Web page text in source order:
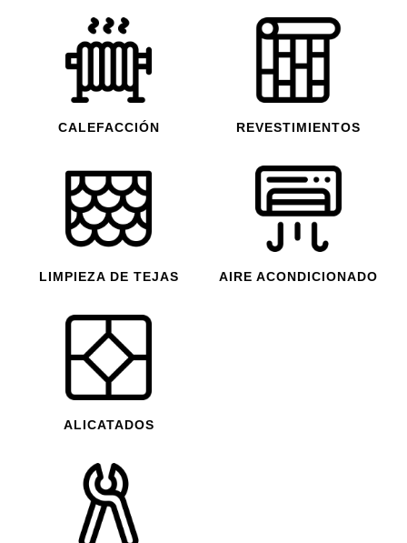
CALEFACCIÓN
LIMPIEZA DE TEJAS
REVESTIMIENTOS
AIRE ACONDICIONADO
ALICATADOS